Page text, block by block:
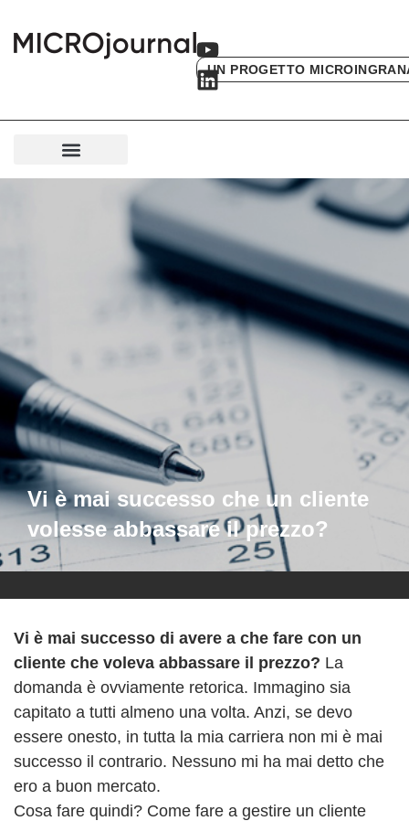
UN PROGETTO
Vi è mai successo che un cliente
volesse abbassare il prezzo?
Vi è mai successo di avere a che fare con un
cliente che voleva abbassare il prezzo? La
domanda è ovviamente retorica. Immagino sia
capitato a tutti almeno una volta. Anzi, se devo
essere onesto, in tutta la mia carriera non mi è mai
successo il contrario. Nessuno mi ha mai detto che
ero a buon mercato.
Cosa fare quindi? Come fare a gestire un cliente